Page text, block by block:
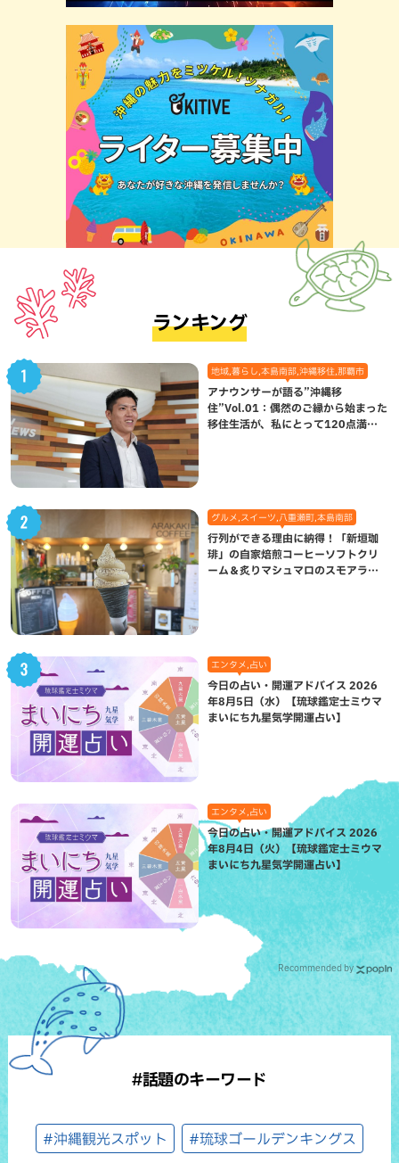
ランキング
地域,暮らし,本島南部,沖縄移住,那覇市
アナウンサーが語る”沖縄移
住”Vol.01：偶然のご縁から始まった
移住生活が、私にとって120点満点
グルメ,スイーツ,八重瀬町,本島南部
行列ができる理由に納得！「新垣珈
琲」の自家焙煎コーヒーソフトクリ
ーム＆炙りマシュマロのスモアラテ
エンタメ,占い
今日の占い・開運アドバイス 2026
年8月5日（水）【琉球鑑定士ミウマ
まいにち九星気学開運占い】
エンタメ,占い
今日の占い・開運アドバイス 2026
年8月4日（火）【琉球鑑定士ミウマ
まいにち九星気学開運占い】
Recommended by
#話題のキーワード
#沖縄観光スポット #琉球ゴールデンキングス